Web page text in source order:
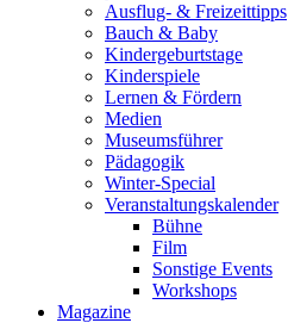
Ausflug- & Freizeittipps
Bauch & Baby
Kindergeburtstage
Kinderspiele
Lernen & Fördern
Medien
Museumsführer
Pädagogik
Winter-Special
Veranstaltungskalender
Bühne
Film
Sonstige Events
Workshops
Magazine